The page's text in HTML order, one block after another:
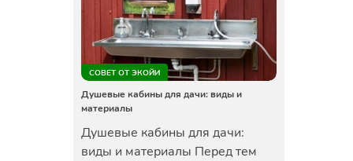
СОВЕТ ОТ ЭКОЙИ
Душевые кабины для дачи: виды и
материалы
Душевые кабины для дачи:
виды и материалы Перед тем